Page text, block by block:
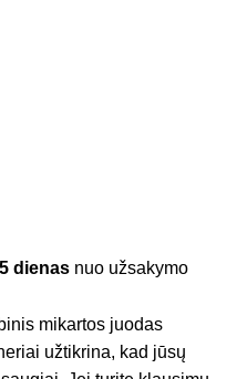
5 dienas nuo užsakymo
užtikrina, kad jūsų